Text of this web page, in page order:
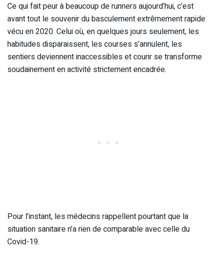
Ce qui fait peur à beaucoup de runners aujourd’hui, c’est
avant tout le souvenir du basculement extrêmement rapide
vécu en 2020. Celui où, en quelques jours seulement, les
habitudes disparaissent, les courses s’annulent, les
sentiers deviennent inaccessibles et courir se transforme
soudainement en activité strictement encadrée.
Pour l’instant, les médecins rappellent pourtant que la
situation sanitaire n’a rien de comparable avec celle du
Covid-19.